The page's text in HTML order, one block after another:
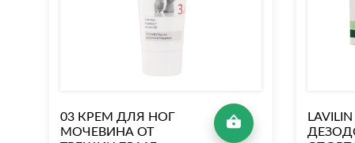
03 КРЕМ ДЛЯ НОГ
МОЧЕВИНА ОТ